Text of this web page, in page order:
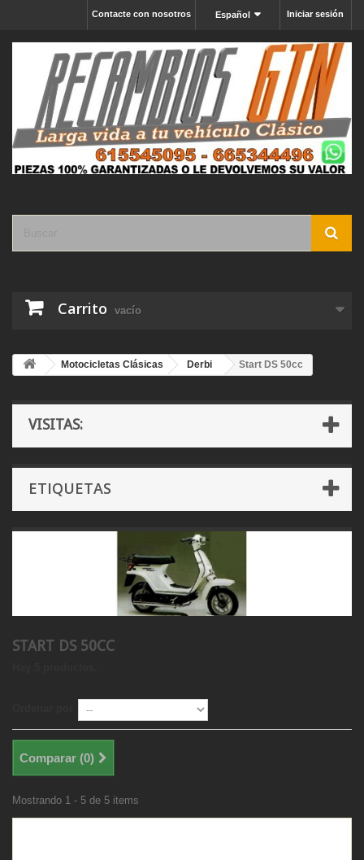
Iniciar sesión
Español
Contacte con nosotros
Carrito vacío
Motocicletas Clásicas Derbi Start DS 50cc
VISITAS:
ETIQUETAS
START DS 50CC
Comparar (0)
Mostrando 1 - 5 de 5 items